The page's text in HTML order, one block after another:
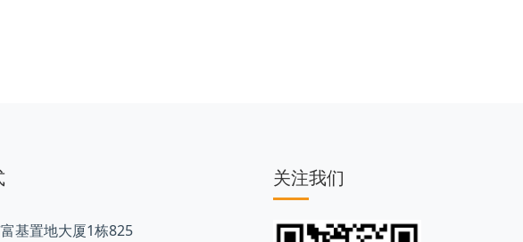
基置地大厦1栋825
关注我们